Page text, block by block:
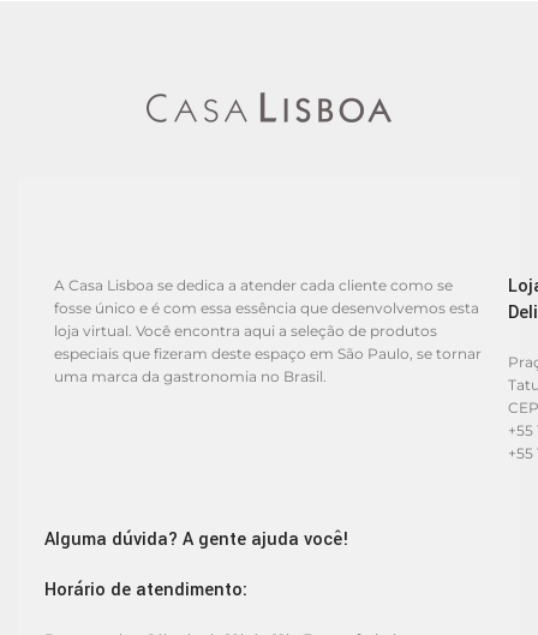
A Casa Lisboa se dedica a atender cada cliente como se
fosse único e é com essa essência que desenvolvemos esta
loja virtual. Você encontra aqui a seleção de produtos
especiais que fizeram deste espaço em São Paulo, se tornar
uma marca da gastronomia no Brasil.
+55
+55
Alguma dúvida? A gente ajuda você!
Horário de atendimento: